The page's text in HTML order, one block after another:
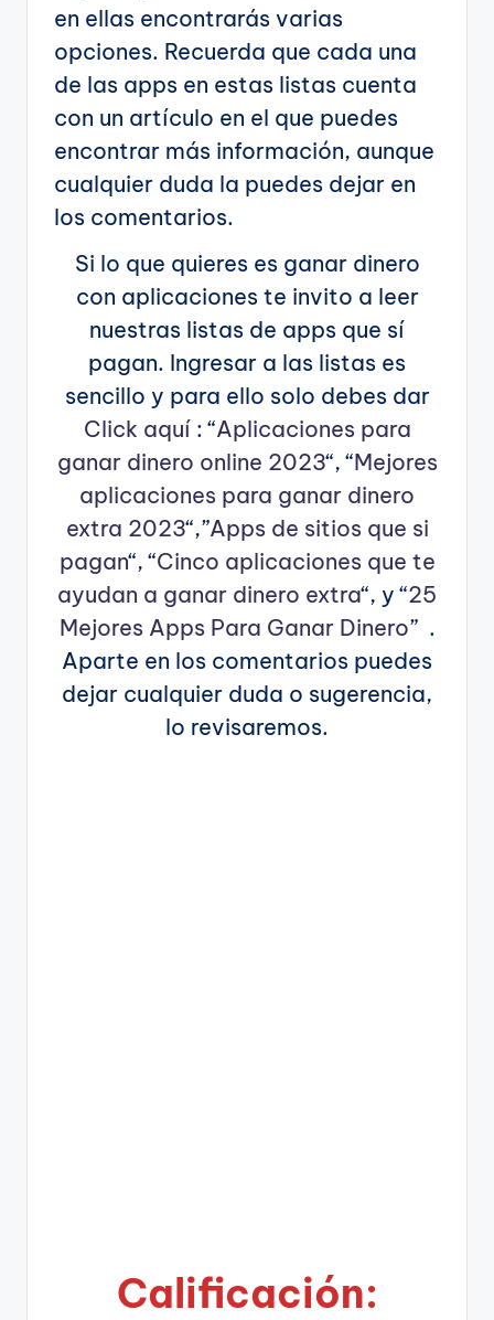
en ellas encontrarás varias
opciones. Recuerda que cada una
de las apps en estas listas cuenta
con un artículo en el que puedes
encontrar más información, aunque
cualquier duda la puedes dejar en
los comentarios.
Si lo que quieres es ganar dinero
con aplicaciones te invito a leer
nuestras listas de apps que sí
pagan. Ingresar a las listas es
sencillo y para ello solo debes dar
Click aquí: “Aplicaciones para
ganar dinero online 2023“, “Mejores
aplicaciones para ganar dinero
extra 2023“,”Apps de sitios que si
pagan“, “Cinco aplicaciones que te
ayudan a ganar dinero extra“, y “25
Mejores Apps Para Ganar Dinero” .
Aparte en los comentarios puedes
dejar cualquier duda o sugerencia,
lo revisaremos.
Calificación: